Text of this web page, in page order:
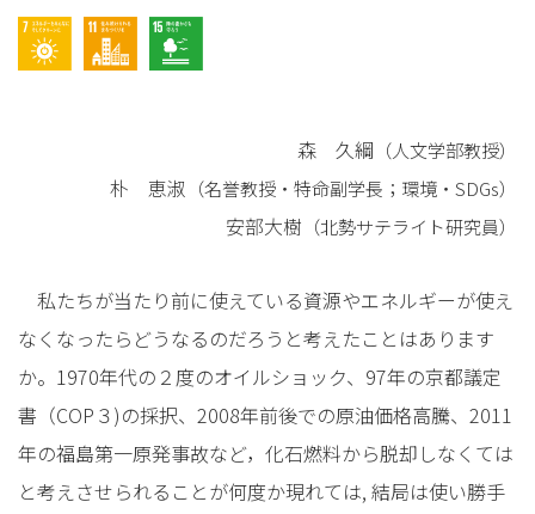
7 エネルギーをみんなに、そしてクリーンに
11 住み続けられるまちづくりを
森 久綱 （人文学部教授）
朴 恵淑 （名誉教授・特命副学長；環境・SDGs）
安部大樹 （北勢サテライト研究員）
私たちが当たり前に使えている資源やエネルギーが使え
なくなったらどうなるのだろうと考えたことはあります
か。1970年代の２度のオイルショック、97年の京都議定
書（COP３)の採択、2008年前後での原油価格高騰、2011
年の福島第一原発事故など，化石燃料から脱却しなくては
と考えさせられることが何度か現れては, 結局は使い勝手